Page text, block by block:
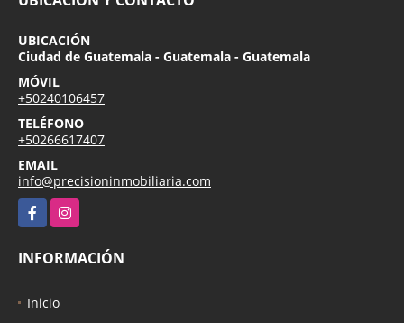
UBICACIÓN
Ciudad de Guatemala - Guatemala - Guatemala
MÓVIL
+50240106457
TELÉFONO
+50266617407
EMAIL
info@precisioninmobiliaria.com
FacebookInstagram
INFORMACIÓN
Inicio